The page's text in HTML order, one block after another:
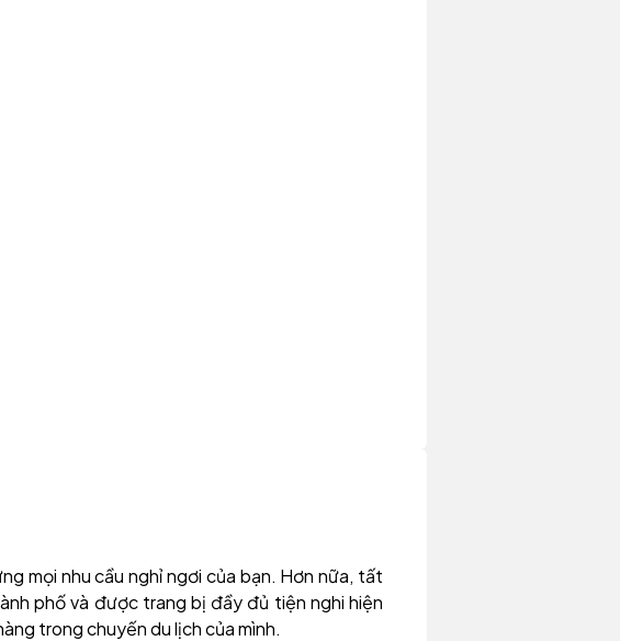
mọi nhu cầu nghỉ ngơi của bạn. Hơn nữa, tất
phố và được trang bị đầy đủ tiện nghi hiện
trong chuyến du lịch của mình.